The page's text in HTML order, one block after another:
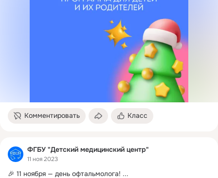
Комментировать Класс
ФГБУ "Детский медицинский центр"
11 ноя 2023
🎉 11 ноября — день офтальмолога! ...